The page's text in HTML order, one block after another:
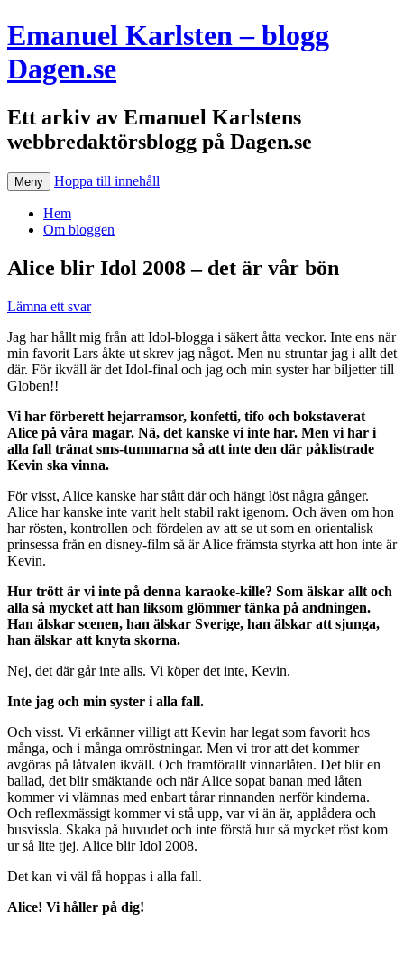
Emanuel Karlsten – blogg
Dagen.se
Ett arkiv av Emanuel Karlstens
webbredaktörsblogg på Dagen.se
Meny Hoppa till innehåll
Hem
Om bloggen
Alice blir Idol 2008 – det är vår bön
Lämna ett svar
Jag har hållt mig från att Idol-blogga i säkert åtta veckor. Inte ens när
min favorit Lars åkte ut skrev jag något. Men nu struntar jag i allt det
där. För ikväll är det Idol-final och jag och min syster har biljetter till
Globen!!
Vi har förberett hejarramsor, konfetti, tifo och bokstaverat
Alice på våra magar. Nä, det kanske vi inte har. Men vi har i
alla fall tränat sms-tummarna så att inte den där påklistrade
Kevin ska vinna.
För visst, Alice kanske har stått där och hängt löst några gånger.
Alice har kanske inte varit helt stabil rakt igenom. Och även om hon
har rösten, kontrollen och fördelen av att se ut som en orientalisk
prinsessa från en disney-film så är Alice främsta styrka att hon inte är
Kevin.
Hur trött är vi inte på denna karaoke-kille? Som älskar allt och
alla så mycket att han liksom glömmer tänka på andningen.
Han älskar scenen, han älskar Sverige, han älskar att sjunga,
han älskar att knyta skorna.
Nej, det där går inte alls. Vi köper det inte, Kevin.
Inte jag och min syster i alla fall.
Och visst. Vi erkänner villigt att Kevin har legat som favorit hos
många, och i många omröstningar. Men vi tror att det kommer
avgöras på låtvalen ikväll. Och framförallt vinnarlåten. Det blir en
ballad, det blir smäktande och när Alice sopat banan med låten
kommer vi vlämnas med enbart tårar rinnanden nerför kinderna.
Och reflexmässigt kommer vi stå upp, var vi än är, applådera och
busvissla. Skaka på huvudet och inte förstå hur så mycket röst kom
ur så lite tjej. Alice blir Idol 2008.
Det kan vi väl få hoppas i alla fall.
Alice! Vi håller på dig!